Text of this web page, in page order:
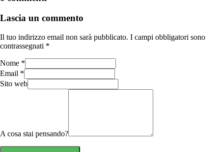
Lascia un commento
Il tuo indirizzo email non sarà pubblicato. I campi obbligatori sono
contrassegnati *
Nome *
Email *
Sito web
A cosa stai pensando?